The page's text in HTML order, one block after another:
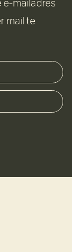
e-mailadres
mail te